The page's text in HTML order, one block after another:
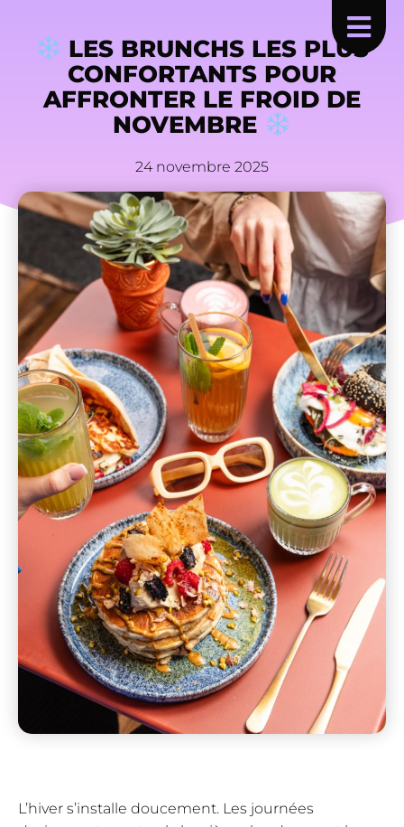
LES BRUNCHS LES PLUS
CONFORTANTS POUR
AFFRONTER LE FROID DE
NOVEMBRE
24 novembre 2025
L’hiver s’installe doucement. Les journées